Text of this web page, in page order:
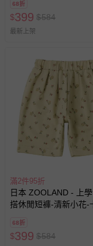
68折
$399 $584
最新上架
滿2件95折
日本 ZOOLAND - 上
搭休閒短褲-清新小花-
68折
$399 $584